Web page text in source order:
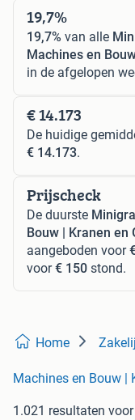
19,7%
19,7% van alle
Machines en
in de afgelopen
€ 14.173
De huidige
€ 14.173.
Prijscheck
De duurste
Bouw | Kranen
aangeboden voor
voor€ 150 stond.
Home
Machines en Bouw |
1.021 resultaten